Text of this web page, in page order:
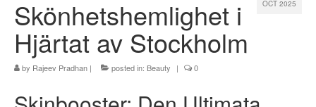
OCT 2025
Skönhetshemlighet i
Hjärtat av Stockholm
by Rajeev Pradhan | posted in: Beauty | 0